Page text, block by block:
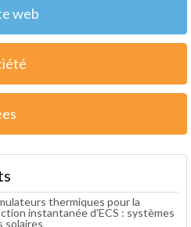
web
thermiques pour la
instantanée d'ECS : systèmes
solaires